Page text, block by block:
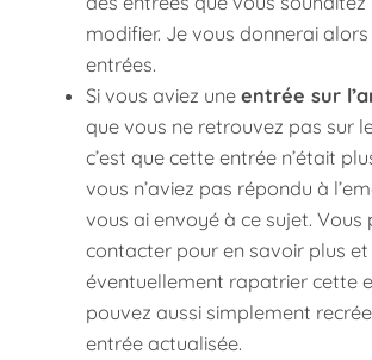
modifier. Je vous donnerai alors
entrées.
Si vous aviez une entrée sur
que vous ne retrouvez pas sur
c’est que cette entrée n’était
vous n’aviez pas répondu à
vous ai envoyé à ce sujet. Vous
contacter pour en savoir plus et
éventuellement rapatrier cette
pouvez aussi simplement
entrée actualisée.